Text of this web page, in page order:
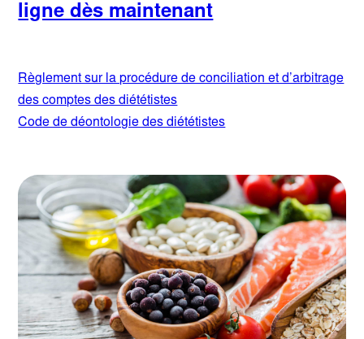
ligne dès maintenant
Règlement sur la procédure de conciliation et d’arbitrage
des comptes des diététistes
Code de déontologie des diététistes